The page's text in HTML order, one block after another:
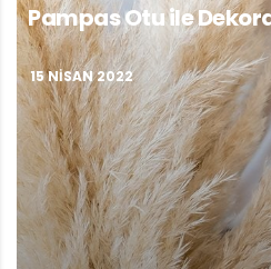
Pampas Otu ile
15 NISAN 2022